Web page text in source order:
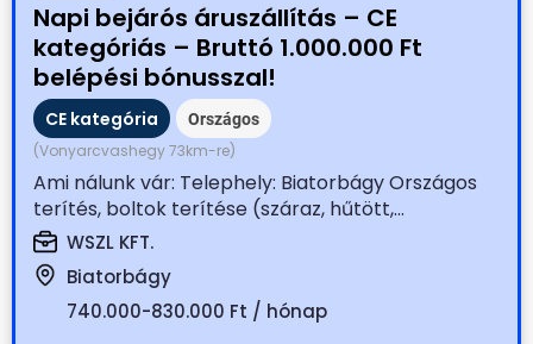
Napi bejárós áruszállítás – CE
kategóriás – Bruttó 1.000.000 Ft
belépési bónusszal!
CE kategória Országos
(Vonyarcvashegy 73km-re)
Ami nálunk vár: Telephely: Biatorbágy Országos
terítés, boltok terítése (száraz, hűtött,...
WSZL KFT.
Biatorbágy
740.000-830.000 Ft / hónap